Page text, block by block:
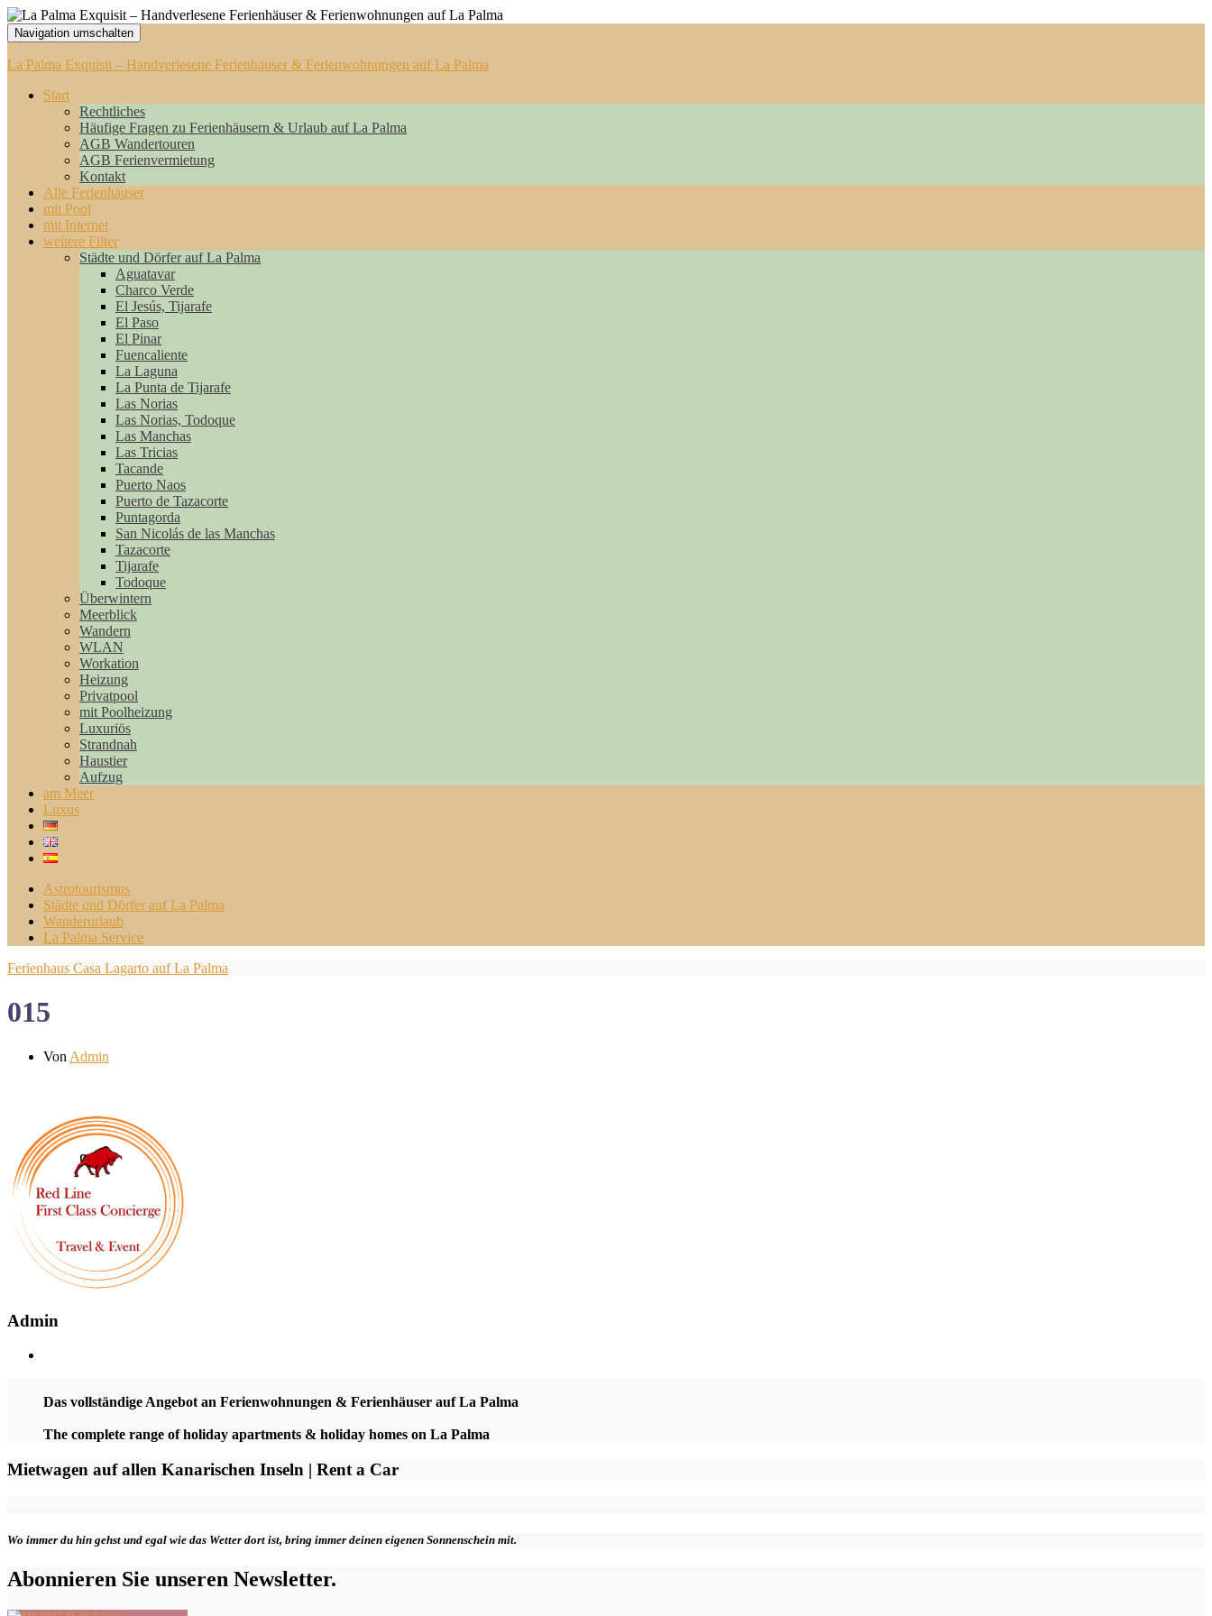
Navigation umschalten
La Palma Exquisit – Handverlesene Ferienhäuser & Ferienwohnungen auf La Palma
Start
Rechtliches
Häufige Fragen zu Ferienhäusern & Urlaub auf La Palma
AGB Wandertouren
AGB Ferienvermietung
Kontakt
Alle Ferienhäuser
mit Pool
mit Internet
weitere Filter
Städte und Dörfer auf La Palma
Aguatavar
Charco Verde
El Jesús, Tijarafe
El Paso
El Pinar
Fuencaliente
La Laguna
La Punta de Tijarafe
Las Norias
Las Norias, Todoque
Las Manchas
Las Tricias
Tacande
Puerto Naos
Puerto de Tazacorte
Puntagorda
San Nicolás de las Manchas
Tazacorte
Tijarafe
Todoque
Überwintern
Meerblick
Wandern
WLAN
Workation
Heizung
Privatpool
mit Poolheizung
Luxuriös
Strandnah
Haustier
Aufzug
am Meer
Luxus
Astrotourismus
Städte und Dörfer auf La Palma
Wanderurlaub
La Palma Service
Ferienhaus Casa Lagarto auf La Palma
015
Von Admin
Admin
Das vollständige Angebot an Ferienwohnungen & Ferienhäuser auf La Palma
The complete range of holiday apartments & holiday homes on La Palma
Mietwagen auf allen Kanarischen Inseln | Rent a Car
Wo immer du hin gehst und egal wie das Wetter dort ist, bring immer deinen eigenen Sonnenschein mit.
Abonnieren Sie unseren Newsletter.